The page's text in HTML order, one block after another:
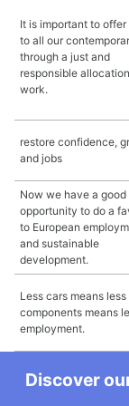
It is important to offer
to all our
through a just and
responsible
work.
restore confidence,
and jobs
Now we have a good
opportunity to do a
to European
and sustainable
development.
Less cars means less
components means
employment.
Discover